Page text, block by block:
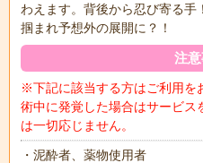
わえます。背後から忍び寄る
掴まれ予想外の展開に？！
注
※下記に該当する方はご利用を
術中に発覚した場合はサービス
は一切応じません。
・泥酔者、薬物使用者